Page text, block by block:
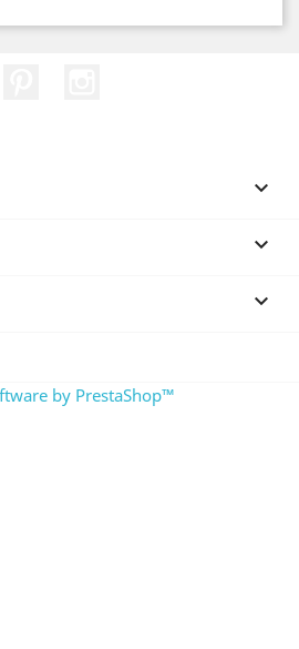



by PrestaShop™